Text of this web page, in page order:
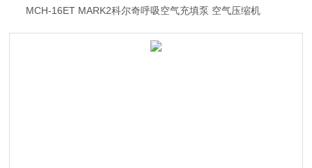
MCH-16ET MARK2科尔奇呼吸空气充填泵 空气压缩机